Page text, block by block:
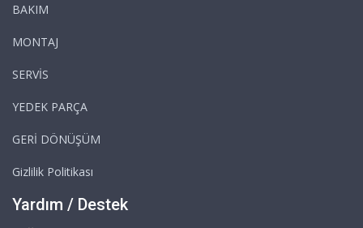
BAKIM
MONTAJ
SERVİS
YEDEK PARÇA
GERİ DÖNÜŞÜM
Gizlilik Politikası
Yardım / Destek